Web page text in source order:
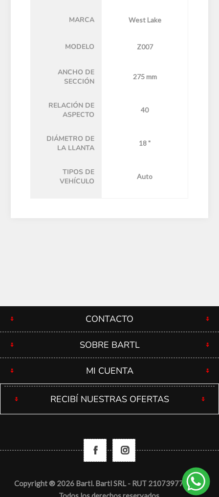
MARCA West Lake
MODELO Z007
ANCHO DE
SECCIÓN
275 mm
RELACIÓN DE
ASPECTO
40
DIÁMETRO DE
LA LLANTA
18 "
TIPOS DE
VEHÍCULO
Auto
CONTACTO
SOBRE BARTL
MI CUENTA
RECIBÍ NUESTRAS OFERTAS
Copyright ® 2026 Bartl. Bartl SRL - RUT 210739770012 -